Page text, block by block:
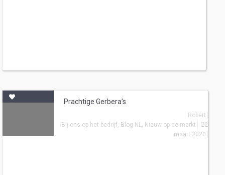
Prachtige Gerbera’s
Robert
Bij ons op het bedrijf, Blog NL, Nieuw op de markt
22
maart 2020